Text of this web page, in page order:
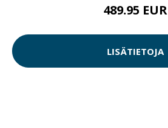
489.95 EUR
LISÄTIETOJA